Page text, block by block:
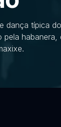
dança típica
pela